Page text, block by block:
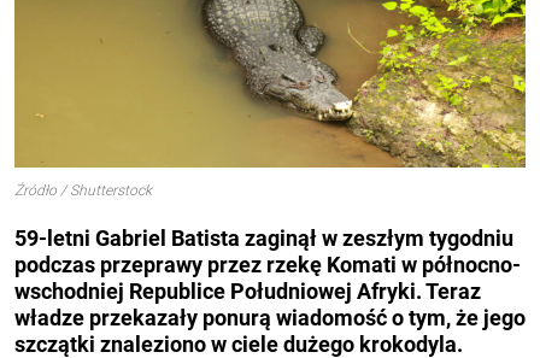
Źródło / Shutterstock
59-letni Gabriel Batista zaginął w zeszłym tygodniu
podczas przeprawy przez rzekę Komati w północno-
wschodniej Republice Południowej Afryki. Teraz
władze przekazały ponurą wiadomość o tym, że jego
szczątki znaleziono w ciele dużego krokodyla.